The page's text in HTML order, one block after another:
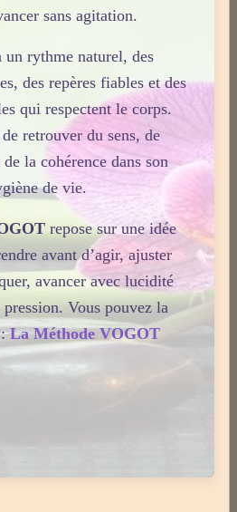
vous le site VOGOT ?
résultats
sans agitation.
un rythme naturel, des
des repères fiables et des
qui respectent le corps.
retrouver du sens, de
la cohérence dans son
de vie.
repose sur une idée
avant d’agir, ajuster
avancer avec lucidité
Vous pouvez la
:La Méthode VOGOT